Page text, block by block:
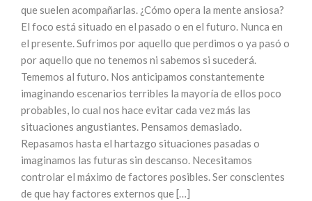
que suelen acompañarlas. ¿Cómo opera la mente ansiosa?
El foco está situado en el pasado o en el futuro. Nunca en
el presente. Sufrimos por aquello que perdimos o ya pasó o
por aquello que no tenemos ni sabemos si sucederá.
Tememos al futuro. Nos anticipamos constantemente
imaginando escenarios terribles la mayoría de ellos poco
probables, lo cual nos hace evitar cada vez más las
situaciones angustiantes. Pensamos demasiado.
Repasamos hasta el hartazgo situaciones pasadas o
imaginamos las futuras sin descanso. Necesitamos
controlar el máximo de factores posibles. Ser conscientes
de que hay factores externos que […]